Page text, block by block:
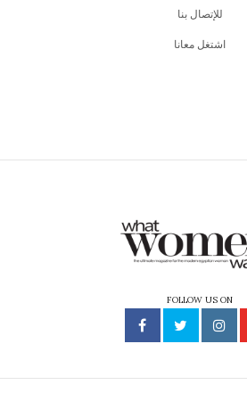
للإتصال بنا
اشتغل معانا
FOLLOW US ON